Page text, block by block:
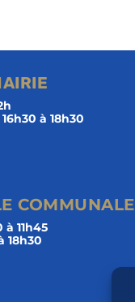
à 18h30
COMMUNALE
11h45
18h30